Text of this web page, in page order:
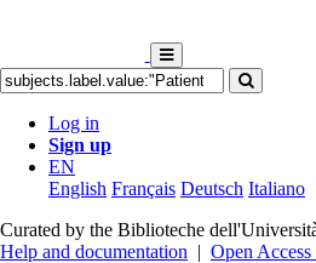
Log in
Sign up
EN
English Français Deutsch Italiano
Curated by the Biblioteche
Help and documentation | Open